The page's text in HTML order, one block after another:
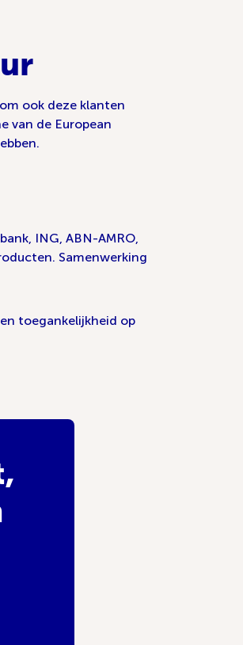
ook deze klanten
van de European
ING, ABN-AMRO,
Samenwerking
toegankelijkheid op